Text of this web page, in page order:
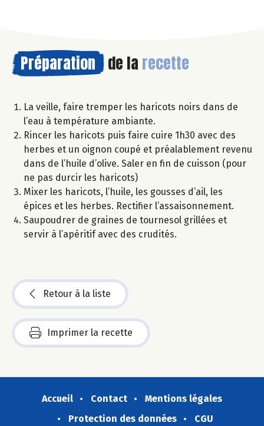
Préparation de la recette
La veille, faire tremper les haricots noirs dans de
l’eau à température ambiante.
Rincer les haricots puis faire cuire 1h30 avec des
herbes et un oignon coupé et préalablement revenu
dans de l’huile d’olive. Saler en fin de cuisson (pour
ne pas durcir les haricots)
Mixer les haricots, l’huile, les gousses d’ail, les
épices et les herbes. Rectifier l’assaisonnement.
Saupoudrer de graines de tournesol grillées et
servir à l’apéritif avec des crudités.
Retour à la liste
Imprimer la recette
Accueil Contact
Mentions légales
Protection des données
CGU